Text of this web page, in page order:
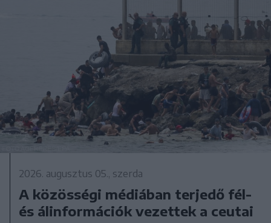
2026. augusztus 05., szerda
A közösségi médiában terjedő fél-
és álinformációk vezettek a ceutai